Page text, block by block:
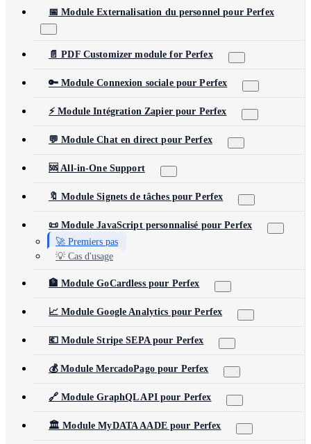
📅 Module Externalisation du personnel pour Perfex
📄 PDF Customizer module for Perfex
🔑 Module Connexion sociale pour Perfex
⚡ Module Intégration Zapier pour Perfex
💬 Module Chat en direct pour Perfex
🆘 All-in-One Support
🔖 Module Signets de tâches pour Perfex
📜 Module JavaScript personnalisé pour Perfex
🚀 Premiers pas
💡 Cas d'usage
🏦 Module GoCardless pour Perfex
📈 Module Google Analytics pour Perfex
💶 Module Stripe SEPA pour Perfex
💰 Module MercadoPago pour Perfex
🔗 Module GraphQL API pour Perfex
🏛️ Module MyDATA AADE pour Perfex